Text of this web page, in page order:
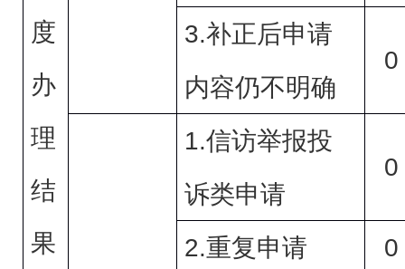
度
办
理
结
果
3.补正后申请
内容仍不明确
0
1.信访举报投
诉类申请
0
2.重复申请
0